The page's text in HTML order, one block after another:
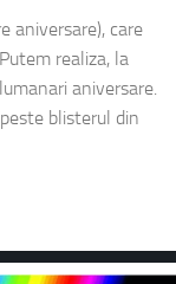
aniversare), care
realiza, la
aniversare.
blisterul din